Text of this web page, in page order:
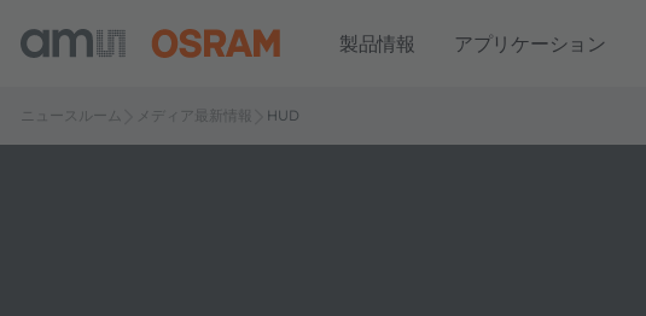
製品情報 アプリケーション
ニュースルーム メディア最新情報 HUD